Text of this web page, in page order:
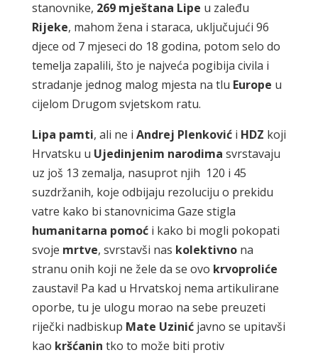
stanovnike, 269 mještana Lipe u zaleđu
Rijeke, mahom žena i staraca, uključujući 96
djece od 7 mjeseci do 18 godina, potom selo do
temelja zapalili, što je najveća pogibija civila i
stradanje jednog malog mjesta na tlu Europe u
cijelom Drugom svjetskom ratu.
Lipa pamti, ali ne i Andrej Plenkovići HDZ koji
Hrvatsku u Ujedinjenim narodima svrstavaju
uz još 13 zemalja, nasuprot njih 120 i 45
suzdržanih, koje odbijaju rezoluciju o prekidu
vatre kako bi stanovnicima Gaze stigla
humanitarna pomoći kako bi mogli pokopati
svoje mrtve, svrstavši nas kolektivnona
stranu onih koji ne žele da se ovo krvoproliće
zaustavi! Pa kad u Hrvatskoj nema artikulirane
oporbe, tu je ulogu morao na sebe preuzeti
riječki nadbiskup Mate Uzinićjavno se upitavši
kao kršćanin tko to može biti protiv